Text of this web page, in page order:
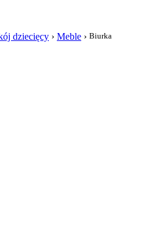
dziecięcy › Meble › Biurka